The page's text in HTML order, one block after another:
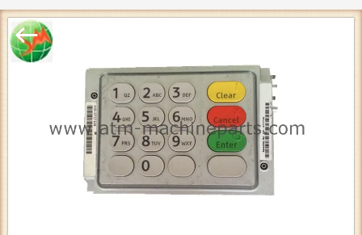
International
Trade
Co.,Ltd..
Rights
Reserved.